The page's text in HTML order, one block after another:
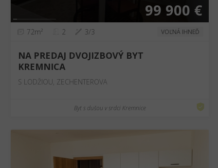
99 900 €
72m² 2 3/3 VOĽNÁ IHNEĎ
NA PREDAJ DVOJIZBOVÝ BYT
KREMNICA
S LODŽIOU, ZECHENTEROVA
Byt s dušou v srdci Kremnice